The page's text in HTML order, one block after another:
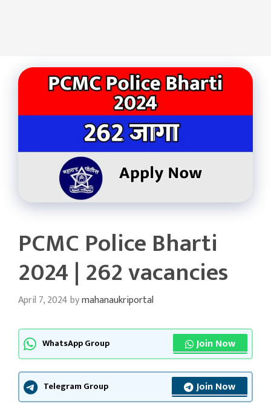
PCMC Police Bharti
2024 | 262 vacancies
April 7, 2024bymahanaukriportal
WhatsApp Group Join Now
Telegram Group Join Now